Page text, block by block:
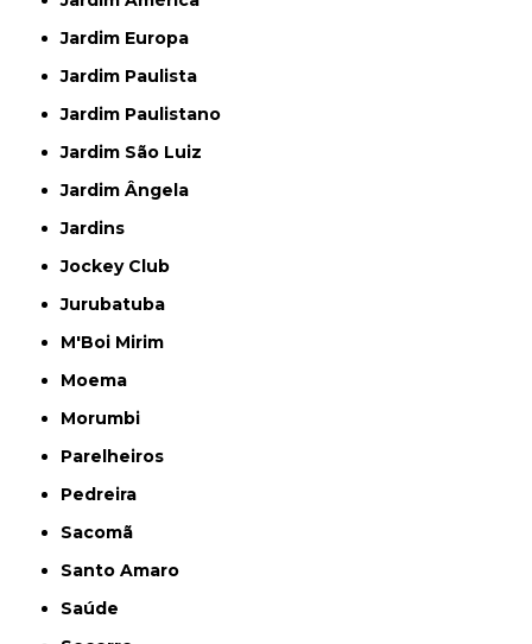
Jardim Europa
Jardim Paulista
Jardim Paulistano
Jardim São Luiz
Jardim Ângela
Jardins
Jockey Club
Jurubatuba
M'Boi Mirim
Moema
Morumbi
Parelheiros
Pedreira
Sacomã
Santo Amaro
Saúde